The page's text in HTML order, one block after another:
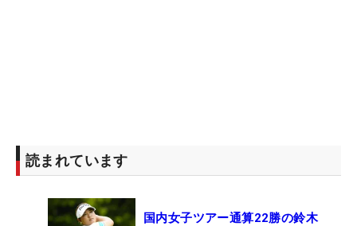
読まれています
国内女子ツアー通算22勝の鈴木